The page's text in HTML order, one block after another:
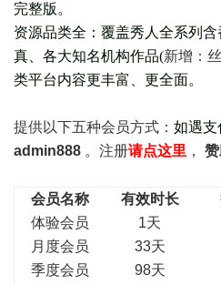
完整版。
资源品类全：覆盖秀人全系列含
真、各大知名机构作品(新增：
类平台内容更丰富、更全面。
提供以下五种会员方式： 如遇支
admin888 。注册请点这里 ，
会员名称 有效时长
体验会员
1天
月度会员
33天
季度会员
98天